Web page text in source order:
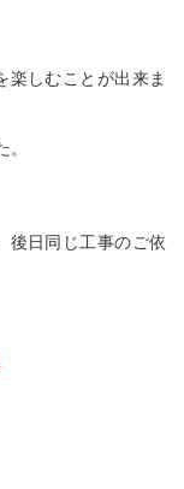
楽しむことが出来ま
後日同じ工事のご依